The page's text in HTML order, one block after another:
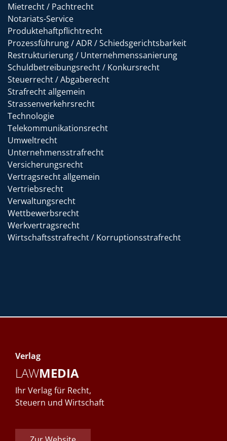
Mietrecht / Pachtrecht
Notariats-Service
Produktehaftpflichtrecht
Prozessführung / ADR / Schiedsgerichtsbarkeit
Restrukturierung / Unternehmenssanierung
Schuldbetreibungsrecht / Konkursrecht
Steuerrecht / Abgaberecht
Strafrecht allgemein
Strassenverkehrsrecht
Technologie
Telekommunikationsrecht
Umweltrecht
Unternehmensstrafrecht
Versicherungsrecht
Vertragsrecht allgemein
Vertriebsrecht
Verwaltungsrecht
Wettbewerbsrecht
Werkvertragsrecht
Wirtschaftsstrafrecht / Korruptionsstrafrecht
Verlag
LAWMEDIA
Ihr Verlag für Recht,
Steuern und Wirtschaft